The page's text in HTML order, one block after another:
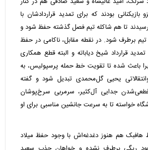
بازیکنانی بودند که برای تمدید قراردادشان با
تا هم شاکله تیم فصل گذشته حفظ شود و
برطرف شود. در نقطه مقابل، ناکامی در حفظ
قرارداد شیخ دیاباته و البته قطع همکاری
باعث شده تا تقویت خط حمله پرسپولیس، به
یحیی گل‌محمدی تبدیل شود و گفته
جدایی آل‌کثیر، سرمربی سرخ‌پوشان
خواسته تا به سرعت جانشین مناسبی برای او
هم هنوز دغدغه‌اش با وجود حفظ میلاد